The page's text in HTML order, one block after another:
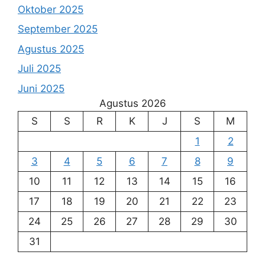
Oktober 2025
September 2025
Agustus 2025
Juli 2025
Juni 2025
Agustus 2026
S
S R K J S
M
1
2
3
4 5 6 7 8
9
10
11 12 13 14 15
16
17
18 19 20 21 22
23
24
25 26 27 28 29
30
31